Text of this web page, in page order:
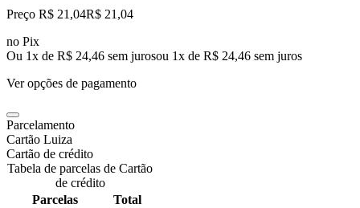
Preço R$ 21,04R$ 21,04
no Pix
Ou 1x de R$ 24,46 sem jurosou 1x de R$ 24,46 sem juros
Ver opções de pagamento
Parcelamento
Cartão Luiza
Cartão de crédito
Tabela de parcelas de Cartão
de crédito
Parcelas
Total